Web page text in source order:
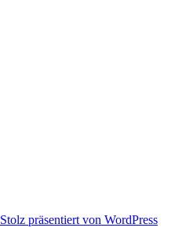
Stolz präsentiert von WordPress